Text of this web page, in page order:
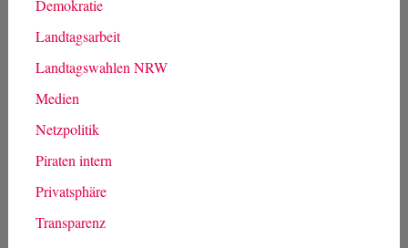
Kategorien
Allgemein
Antifaschismus
Asyl und Menschenrechte
Bildung
Datenschutz
Demokratie